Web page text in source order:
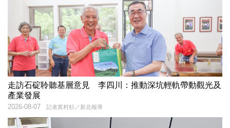
走訪石碇聆聽基層意見 李四川：推動深坑輕軌帶動觀光及
產業發展
記者黃村杉／新北報導
2026-08-07